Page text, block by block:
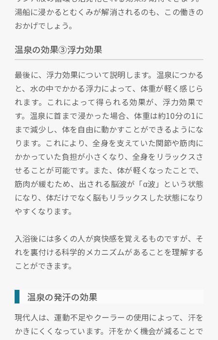
湯船に浸かるとむくみが解消されるのも、この働きの
おかげでしょう。
温泉の効果③浮力効果
最後に、浮力効果について説明します。温泉につかる
と、水の中でかかる浮力によって、体重が軽く感じら
れます。これによって得られる効果が、浮力効果で
す。温泉に首まで浸かった場合、体重は約10分の1に
まで減少し、体を自由に動かすことができるようにな
ります。これにより、全身を支えていた関節や筋肉に
かかっていた負担が小さくなり、全身をリラックスさ
せることが可能です。また、体が軽くなったことで、
筋肉が緩むため、出される脳波が「α波」という状態
になり、体だけでなく脳もリラックスした状態になり
やすくなります。
入浴後には多くの人が爽快感を覚えるものですが、そ
れを裏付ける科学的メカニズムがあることを理解する
ことができます。
温泉の発汗の効果
現代人は、運動不足やクーラーの使用によって、汗を
かきにくくなっています。汗をかく機会が減ることで